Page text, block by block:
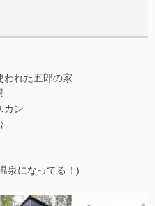
われた五郎の家
カン
泉になってる！)